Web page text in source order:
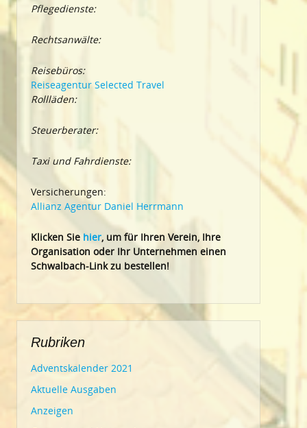
Pflegedienste:
Rechtsanwälte:
Reisebüros:
Reiseagentur Selected Travel
Rollläden:
Steuerberater:
Taxi und Fahrdienste:
Versicherungen:
Allianz Agentur Daniel Herrmann
Klicken Sie hier, um für Ihren Verein, Ihre
Organisation oder Ihr Unternehmen einen
Schwalbach-Link zu bestellen!
Rubriken
Adventskalender 2021
Aktuelle Ausgaben
Anzeigen